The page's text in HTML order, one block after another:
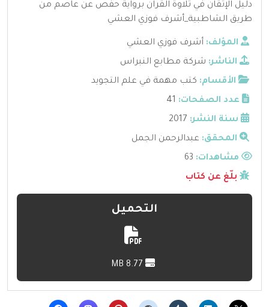
دليل الإتقان في تلاوة القرآن برواية حفص عن عاصم من
طريق الشاطبية_أشرف فوزي العشي
المؤلف: أشرف فوزي العشي
الناشر: شركة مطابع النبراس
الأقسام: كتب مهمة في علم التجويد
عدد الصفحات: 41
سنة النشر: 2017
المحقق: عبدالرحمن الجمل
مشاهدات:
بلّغ عن كتاب
التحميل